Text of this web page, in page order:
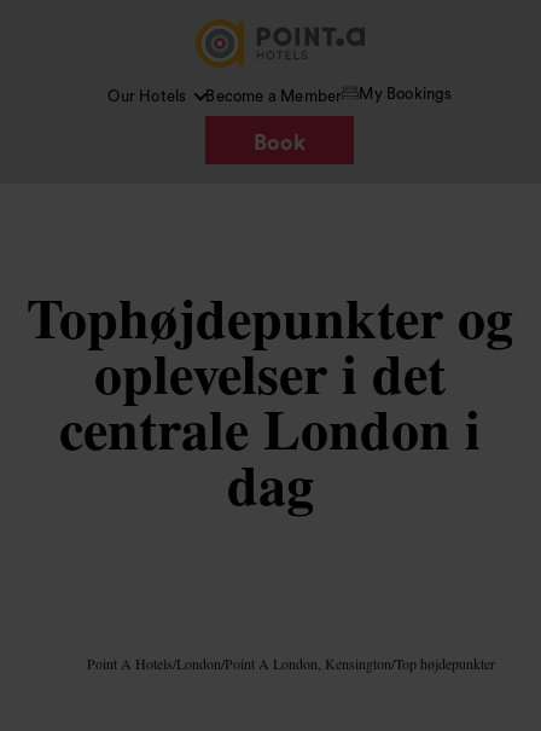
Our Hotels Become a Member My Bookings
Book
Tophøjdepunkter og
oplevelser i det
centrale London i
dag
Point A Hotels/London/Point A London, Kensington/Top højdepunkter